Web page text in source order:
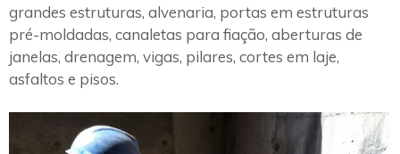
grandes estruturas, alvenaria, portas em estruturas
pré-moldadas, canaletas para fiação, aberturas de
janelas, drenagem, vigas, pilares, cortes em laje,
asfaltos e pisos.